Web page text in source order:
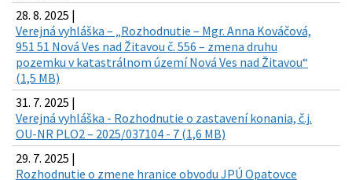
28. 8. 2025 |
Verejná vyhláška – „Rozhodnutie – Mgr. Anna Kováčová,
951 51 Nová Ves nad Žitavou č. 556 – zmena druhu
pozemku v katastrálnom území Nová Ves nad Žitavou“
(1,5 MB)
31. 7. 2025 |
Verejná vyhláška - Rozhodnutie o zastavení konania, č.j.
OU-NR PLO2 – 2025/037104 - 7 (1,6 MB)
29. 7. 2025 |
Rozhodnutie o zmene hranice obvodu JPÚ Opatovce